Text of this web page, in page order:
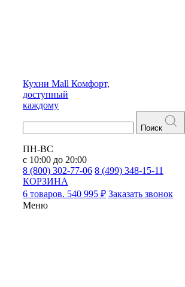
Кухни Mall Комфорт,
доступный
каждому
Поиск
ПН-ВС
с 10:00 до 20:00
8 (800) 302-77-06 8 (499) 348-15-11
КОРЗИНА
6 товаров. 540 995 ₽ Заказать звонок
Меню